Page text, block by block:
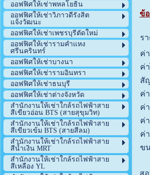
ออฟฟิศให้เช่าพหลโยธิน
ออฟฟิศให้เช่าวิภาวดีรังสิต
แจ้งวัฒนะ
ออฟฟิศให้เช่าเพชรบุรีตัดใหม่
ออฟฟิศให้เช่ารามคำแหง
ศรีนครินทร์
ออฟฟิศให้เช่าบางนา
ออฟฟิศให้เช่ารามอินทรา
ออฟฟิศให้เช่าธนบุรี
ออฟฟิศให้เช่าต่างจังหวัด
สำนักงานให้เช่าใกล้รถไฟฟ้าสาย
สีเขียวอ่อน BTS (สายสุขุมวิท)
สำนักงานให้เช่าใกล้รถไฟฟ้าสาย
สีเขียวเข้ม BTS (สายสีลม)
สำนักงานให้เช่าใกล้รถไฟฟ้าสาย
สีน้ำเงิน MRT
สำนักงานให้เช่าใกล้รถไฟฟ้าสาย
สีเหลือง YL
ข้
ร
ค่
ค่
สั
ค่
ค่
ค่
ค่
ข